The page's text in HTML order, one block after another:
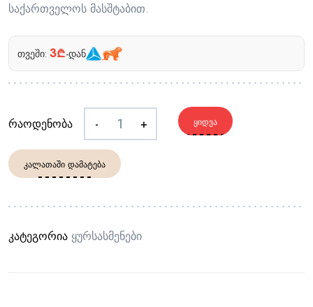
საქართველოს მასშტაბით.
თვეში: 3₾-დან
რაოდენობა - + ᲧᲘᲓᲕᲐ
ᲙᲐᲚᲐᲗᲐᲨᲘ ᲓᲐᲛᲐᲢᲔᲑᲐ
კატეგორია Ყურსასმენები